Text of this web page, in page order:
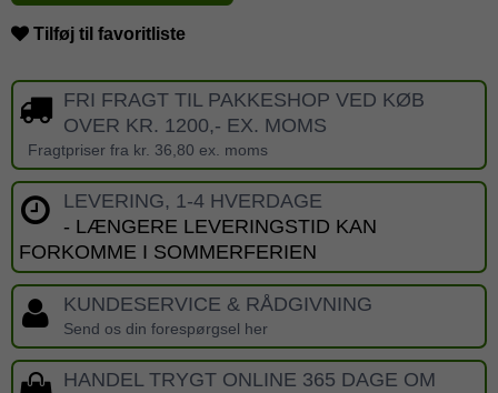
Tilføj til favoritliste
FRI FRAGT TIL PAKKESHOP VED KØB
OVER KR. 1200,- EX. MOMS
Fragtpriser fra kr. 36,80 ex. moms
LEVERING, 1-4 HVERDAGE
- LÆNGERE LEVERINGSTID KAN
FORKOMME I SOMMERFERIEN
KUNDESERVICE & RÅDGIVNING
Send os din forespørgsel her
HANDEL TRYGT ONLINE 365 DAGE OM